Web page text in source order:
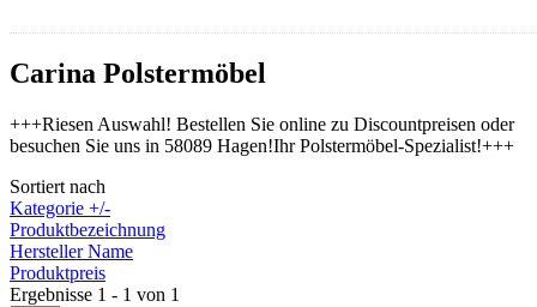
Carina Polstermöbel
+++Riesen Auswahl! Bestellen Sie online zu Discountpreisen oder
besuchen Sie uns in 58089 Hagen!Ihr Polstermöbel-Spezialist!+++
Sortiert nach
Kategorie +/-
Produktbezeichnung
Hersteller Name
Produktpreis
Ergebnisse 1 - 1 von 1